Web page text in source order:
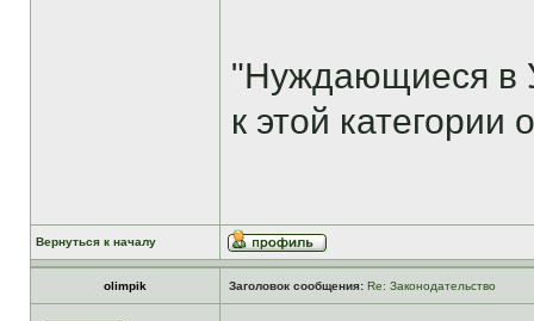
"Нуждающиеся в
к этой категории
Вернуться к началу
olimpik Заголовок сообщения: Re: Законодательство